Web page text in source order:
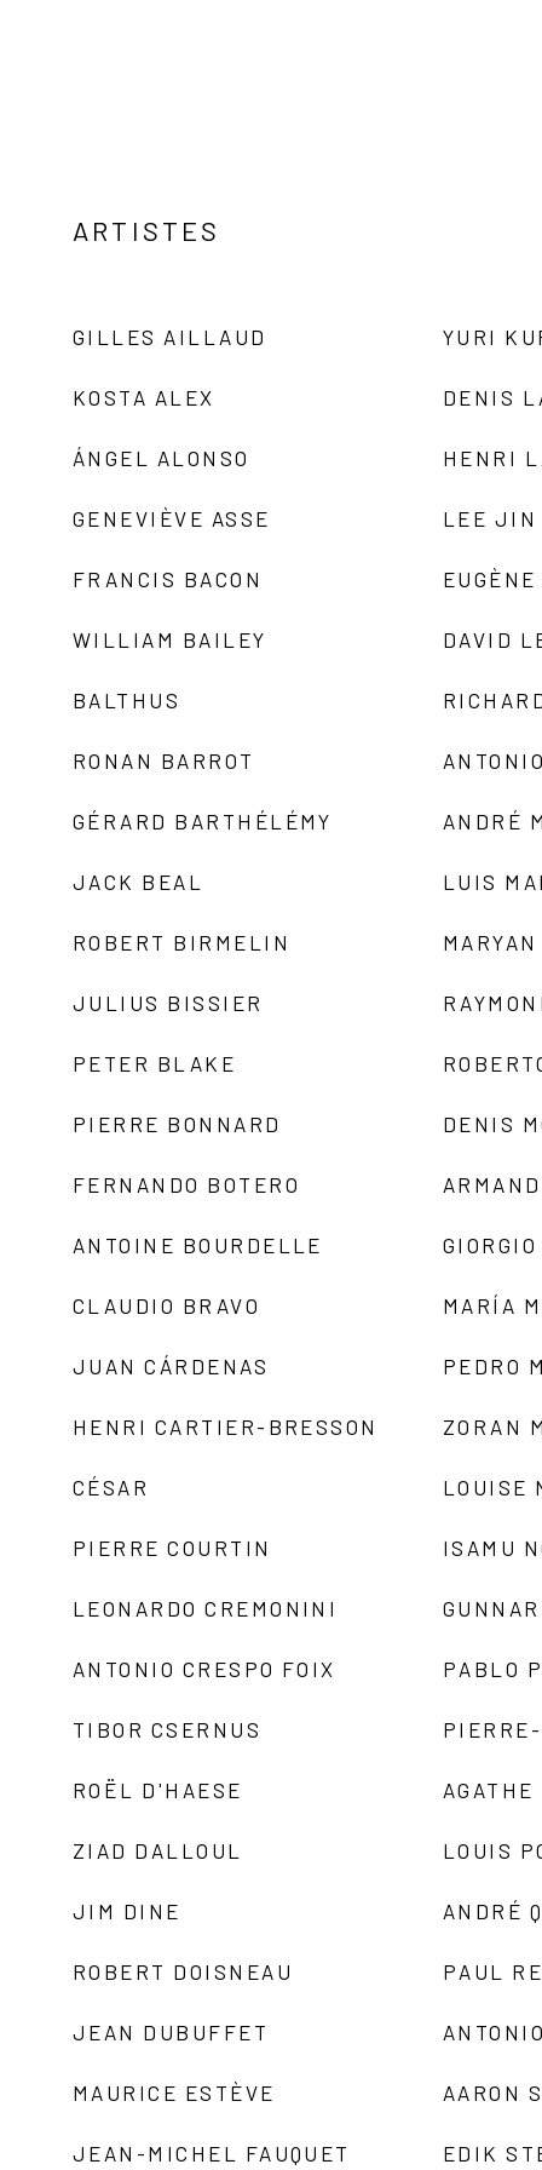
ARTISTES
GILLES AILLAUD
KOSTA ALEX
ÁNGEL ALONSO
GENEVIÈVE ASSE
FRANCIS BACON
WILLIAM BAILEY
BALTHUS
RONAN BARROT
GÉRARD BARTHÉLÉMY
JACK BEAL
ROBERT BIRMELIN
JULIUS BISSIER
PETER BLAKE
PIERRE BONNARD
FERNANDO BOTERO
ANTOINE BOURDELLE
CLAUDIO BRAVO
JUAN CÁRDENAS
HENRI CARTIER-BRESSON
CÉSAR
PIERRE COURTIN
LEONARDO CREMONINI
ANTONIO CRESPO FOIX
TIBOR CSERNUS
ROËL D'HAESE
ZIAD DALLOUL
JIM DINE
ROBERT DOISNEAU
JEAN DUBUFFET
MAURICE ESTÈVE
JEAN-MICHEL FAUQUET
YURI
DENIS
HENRI
LEE JIN
DAVID
ANDRÉ
LUIS
MARYAN
DENIS
MARÍA
PEDRO
ZORAN
LOUISE
ISAMU
PABLO
LOUIS
ANDRÉ
PAUL
AARON
EDIK